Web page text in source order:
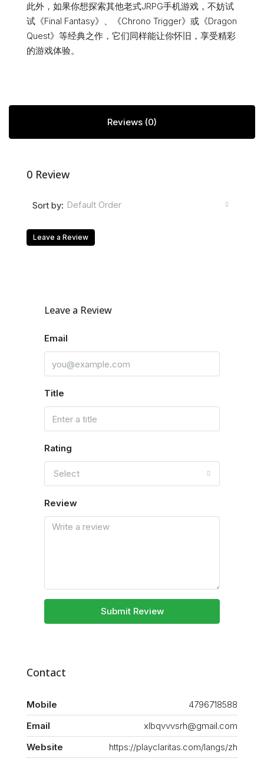
此外，如果你想探索其他老式JRPG手机游戏，不妨试
试《Final Fantasy》、《Chrono Trigger》或《Dragon
Quest》等经典之作，它们同样能让你怀旧，享受精彩
的游戏体验。
Reviews (0)
0 Review
Sort by: Default Order
Leave a Review
Leave a Review
Email
Title
Rating
Select
Review
Submit Review
Contact
Mobile
4796718588
Email
xlbqvvvsrh@gmail.com
Website
https://playclaritas.com/langs/zh